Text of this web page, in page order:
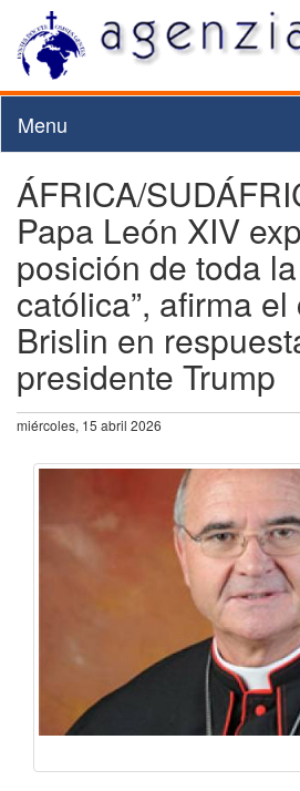
Menu
ÁFRICA/
Papa León XIV
posición de toda
católica”, afirma
Brislin en
presidente Trump
miércoles, 15 abril 2026